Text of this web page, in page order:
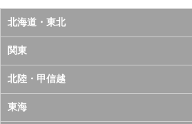
北海道・東北
北海道
青森県
岩手県
関東
東京都
神奈川県
北陸・甲信越
山梨県
東海